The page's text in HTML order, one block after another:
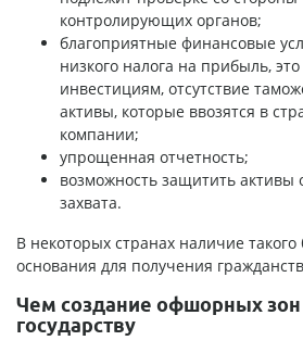
контролирующих органов;
благоприятные финансовые
низкого налога на прибыль,
инвестициям, отсутствие
активы, которые ввозятся в
компании;
упрощенная отчетность;
возможность защитить активы
захвата.
В некоторых странах наличие такого
основания для получения
Чем создание офшорных
государству